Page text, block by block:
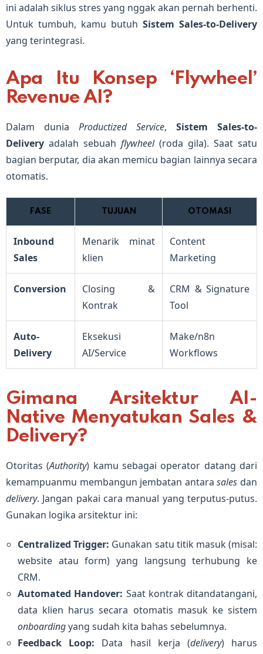
ini adalah siklus stres yang nggak akan pernah berhenti.
Untuk tumbuh, kamu butuh Sistem Sales-to-Delivery
yang terintegrasi.
Apa Itu Konsep ‘Flywheel’
Revenue AI?
Dalam dunia Productized Service, Sistem Sales-to-
Delivery adalah sebuah flywheel(roda gila). Saat satu
bagian berputar, dia akan memicu bagian lainnya secara
otomatis.
FASE TUJUAN OTOMASI
Inbound
Sales
Menarik minat
klien
Content
Marketing
Conversion
Closing &
Kontrak
CRM & Signature
Tool
Auto-
Delivery
Eksekusi
AI/Service
Make/n8n
Workflows
Gimana Arsitektur AI-
Native Menyatukan Sales &
Delivery?
Otoritas (Authority) kamu sebagai operator datang dari
kemampuanmu membangun jembatan antarasales dan
delivery. Jangan pakai cara manual yang terputus-putus.
Gunakan logika arsitektur ini:
Centralized Trigger: Gunakan satu titik masuk (misal:
website atau form) yang langsung terhubung ke
CRM.
Automated Handover: Saat kontrak ditandatangani,
data klien harus secara otomatis masuk ke sistem
onboardingyang sudah kita bahas sebelumnya.
Feedback Loop: Data hasil kerja (delivery) harus